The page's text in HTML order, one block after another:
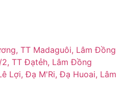
TT Madaguôi, Lâm Đồng
TT Đạtẻh, Lâm Đồng
Lợi, Đạ M'Ri, Đạ Huoai, Lâm